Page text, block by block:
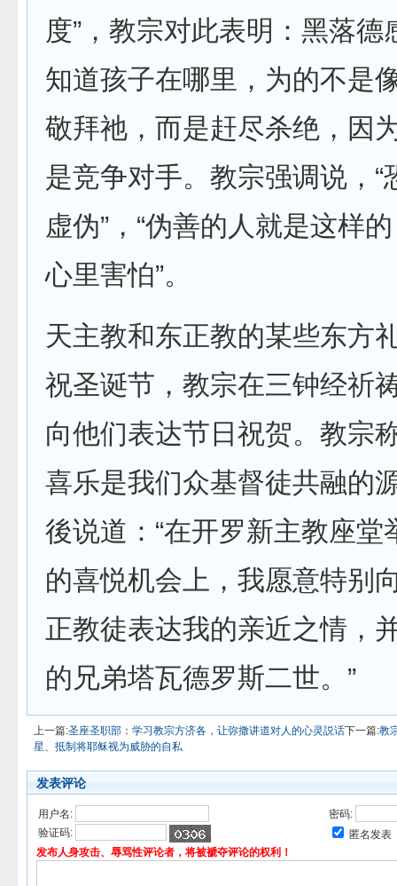
度”，教宗对此表明：黑落德
知道孩子在哪里，为的不是
敬拜祂，而是赶尽杀绝，因
是竞争对手。教宗强调说，“
虚伪”，“伪善的人就是这样
心里害怕”。
天主教和东正教的某些东方
祝圣诞节，教宗在三钟经祈
向他们表达节日祝贺。教宗
喜乐是我们众基督徒共融的
後说道：“在开罗新主教座堂
的喜悦机会上，我愿意特别
正教徒表达我的亲近之情，
的兄弟塔瓦德罗斯二世。”
上一篇:圣座圣职部：学习教宗方济各，让弥撒讲道对人的心灵説话下一篇:教
星、抵制将耶稣视为威胁的自私
发表评论
用户名:
密码:
验证码:
匿名发表
发布人身攻击、辱骂性评论者，将被褫夺评论的权利！